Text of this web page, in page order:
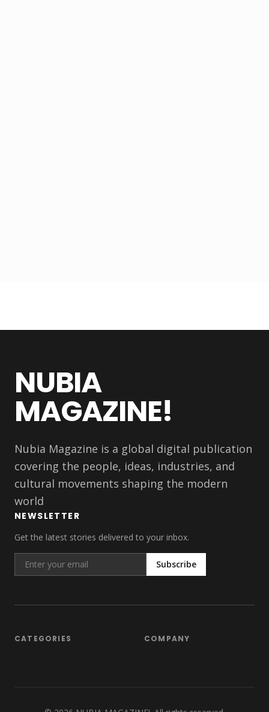
NUBIA
MAGAZINE!
Nubia Magazine is a global digital publication
covering the people, ideas, industries, and
cultural movements shaping the modern
world
NEWSLETTER
Get the latest stories delivered to your inbox.
Subscribe
CATEGORIES COMPANY